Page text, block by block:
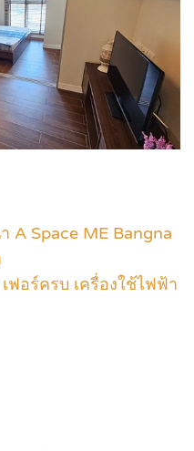
A Space ME Bangna
ฟอร์ครบ เครื่องใช้ไฟฟ้า